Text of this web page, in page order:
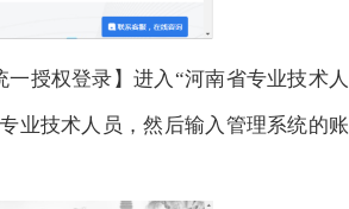
一授权登录】进入“河南省专业技术人
业技术人员，然后输入管理系统的账